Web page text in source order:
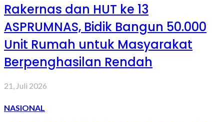
Rakernas dan HUT ke 13
ASPRUMNAS, Bidik Bangun 50.000
Unit Rumah untuk Masyarakat
Berpenghasilan Rendah
21, Juli 2026
NASIONAL